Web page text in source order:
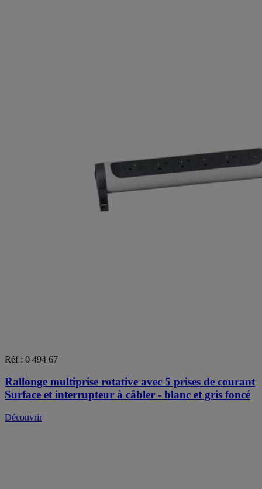
Réf : 0 494 67
Rallonge multiprise rotative avec 5 prises de courant
Surface et interrupteur à câbler - blanc et gris foncé
Découvrir